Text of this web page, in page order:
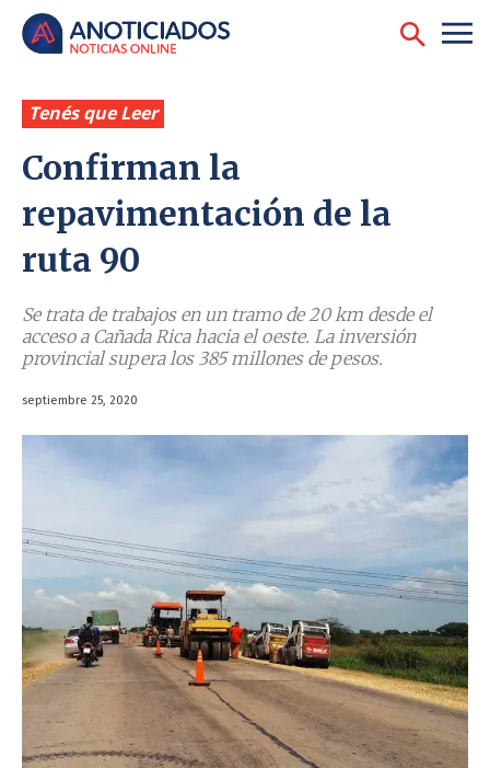
Tenés que Leer
Confirman la
repavimentación de la
ruta 90
Se trata de trabajos en un tramo de 20 km desde el
acceso a Cañada Rica hacia el oeste. La inversión
provincial supera los 385 millones de pesos.
septiembre 25, 2020